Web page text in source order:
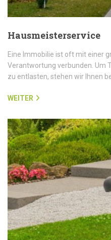
Hausmeisterservice
Eine Immobilie ist oft mit einer
Verantwortung verbunden. Um
zu entlasten, stehen wir Ihnen
WEITER